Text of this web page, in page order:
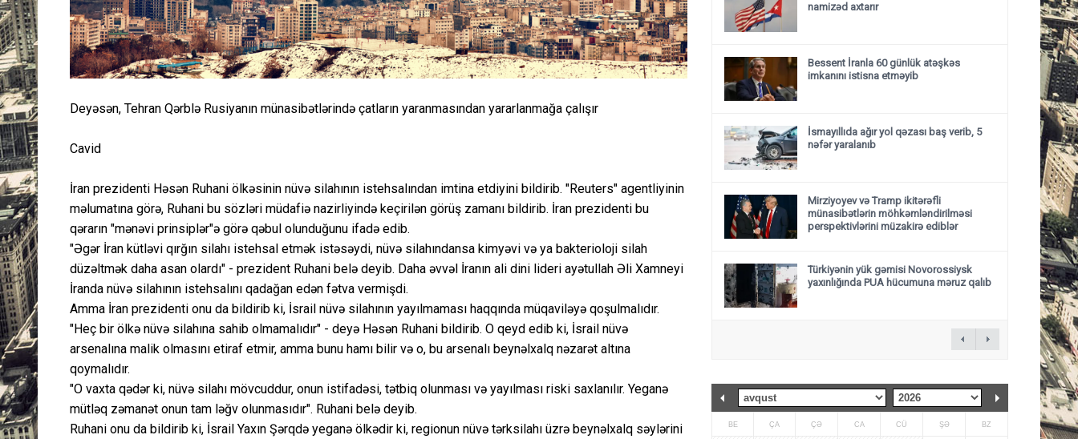
Deyəsən, Tehran Qərblə Rusiyanın münasibətlərində çatların yaranmasından yararlanmağa çalışır
Cavid
İran prezidenti Həsən Ruhani ölkəsinin nüvə silahının istehsalından imtina etdiyini bildirib. "Reuters" agentliyinin
məlumatına görə, Ruhani bu sözləri müdafiə nazirliyində keçirilən görüş zamanı bildirib. İran prezidenti bu
qərarın "mənəvi prinsiplər"ə görə qəbul olunduğunu ifadə edib.
"Əgər İran kütləvi qırğın silahı istehsal etmək istəsəydi, nüvə silahındansa kimyəvi və ya bakterioloji silah
düzəltmək daha asan olardı" - prezident Ruhani belə deyib. Daha əvvəl İranın ali dini lideri ayətullah Əli Xamneyi
İranda nüvə silahının istehsalını qadağan edən fətva vermişdi.
Amma İran prezidenti onu da bildirib ki, İsrail nüvə silahının yayılmaması haqqında müqaviləyə qoşulmalıdır.
"Heç bir ölkə nüvə silahına sahib olmamalıdır" - deyə Həsən Ruhani bildirib. O qeyd edib ki, İsrail nüvə
arsenalına malik olmasını etiraf etmir, amma bunu hamı bilir və o, bu arsenalı beynəlxalq nəzarət altına
qoymalıdır.
"O vaxta qədər ki, nüvə silahı mövcuddur, onun istifadəsi, tətbiq olunması və yayılması riski saxlanılır. Yeganə
mütləq zəmanət onun tam ləğv olunmasıdır". Ruhani belə deyib.
Ruhani onu da bildirib ki, İsrail Yaxın Şərqdə yeganə ölkədir ki, regionun nüvə tərksilahı üzrə beynəlxalq səylərini
namizəd axtarır
Bessent İranla 60 günlük atəşkəs
imkanını istisna etməyib
İsmayıllıda ağır yol qəzası baş verib, 5
nəfər yaralanıb
Mirziyoyev və Tramp ikitərəfli
münasibətlərin möhkəmləndirilməsi
perspektivlərini müzakirə ediblər
Türkiyənin yük gəmisi Novorossiysk
yaxınlığında PUA hücumuna məruz qalıb
BE ÇA ÇƏ CA CÜ ŞƏ BZ